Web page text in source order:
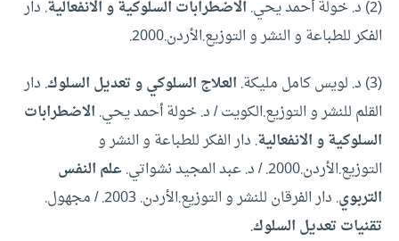
(2) د. خولة أحمد يحي.
الاضطرابات السلوكية و الانفعالية. دار
الفكر للطباعة و النشر و التوزيع.الأردن.2000.
(3) د. لويس كامل مليكة.
العلاج السلوكي و تعديل السلوك. دار
القلم للنشر و التوزيع.الكويت / د. خولة أحمد يحي. الاضطرابات
السلوكية و الانفعالية. دار الفكر للطباعة و النشر و
التوزيع.الأردن.2000. / د. عبد المجيد نشواتي.
علم النفس
التربوي. دار الفرقان للنشر و التوزيع.الأردن. 2003. / مجهول.
تقنيات تعديل السلوك.